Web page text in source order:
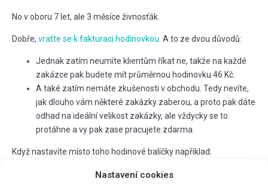
Nastavení cookies
No v oboru 7 let, ale 3 měsíce živnosťák.
Dobře, vraťte se k fakturaci hodinovkou . A to ze dvou důvodů:
Jednak zatím neumíte klientům říkat ne, takže na každé
zakázce pak budete mít průměrnou hodinovku 46 Kč.
A také zatím nemáte zkušenosti v obchodu. Tedy nevíte,
jak dlouho vám některé zakázky zaberou, a proto pak dáte
odhad na ideální velikost zakázky, ale vždycky se to
protáhne a vy pak zase pracujete zdarma.
Když nastavíte místo toho hodinové balíčky například:
6 hodin za 600 Kč/h